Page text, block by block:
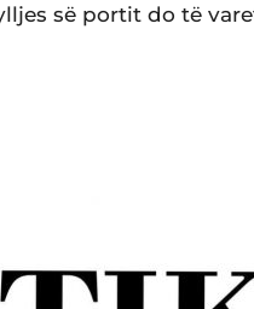
së portit do të